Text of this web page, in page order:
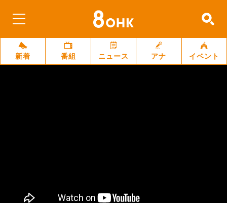
新着 番組 ニュース アナ イベント